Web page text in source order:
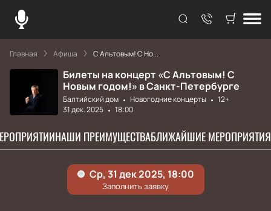
Главная Афиша С Альтовым! С Но...
Билеты на концерт «С Альтовым! С
Новым годом!» в Санкт-Петербурге
Балтийский дом Новогодние концерты
12+
31 дек. 2025
18:00
НАШИ ПРЕИМУЩЕСТВАБЛИЖАЙШИЕ МЕРОПРИЯТИЯ